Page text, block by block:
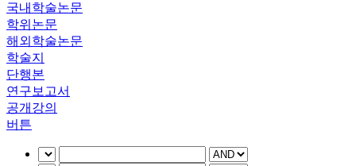
국내학술논문
학위논문
해외학술논문
학술지
단행본
연구보고서
공개강의
버튼